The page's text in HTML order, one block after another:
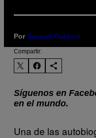
PorSamuel Oakford
Compartir:
Síguenos en
en el mundo.
Una de las